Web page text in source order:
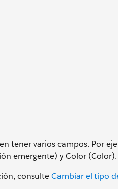
tener varios campos. Por
emergente) y Color
consulteCambiar el tipo